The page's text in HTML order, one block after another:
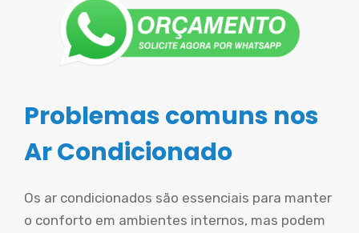
Problemas comuns nos
Ar Condicionado
Os ar condicionados são essenciais para manter
o conforto em ambientes internos, mas podem